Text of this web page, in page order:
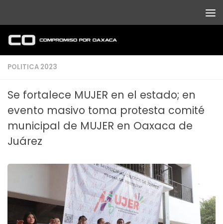
POLITICA 2023
Se fortalece MUJER en el estado; en
evento masivo toma protesta comité
municipal de MUJER en Oaxaca de
Juárez